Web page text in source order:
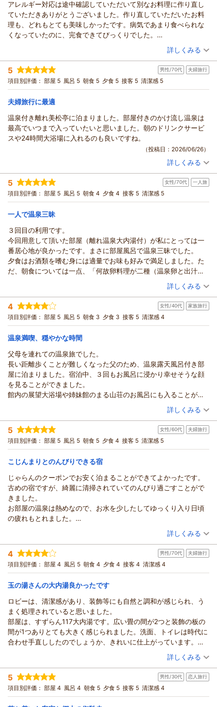
この度は当館にご宿泊いただき、誠にありがとうございまし
た。
また、ご滞在中の詳細なご感想をお寄せいただきましたこと、
心より御礼申し上げます。
館内の落ち着いた雰囲気の中、穏やかなひとときをお過ごしい
ただけた様子が伺え、何より嬉しく存じます。大浴場からの千
曲川の眺望や、客室露天風呂での温泉浴も、ごゆっくりお楽し
みいただけて安心いたしました。
また、個室でのお食事やテーブル端末により、ご自身のペース
でちょうど良い量をお召し上がりいただけたとのこと、大変光
スタッフへの温かいお言葉も頂戴し、誠にありがとうございま
す。穏やかな気持ちでお過ごしいただけたとの声は、スタッフ
一同にとって何よりの励みとなります。
戸倉上山田温泉へお越しの際には、ぜひまたお立ち寄りくださ
玉の湯 池田
（返信日：2026/07/27）
アレルギー対応は途中確認していただいて別なお料理に作り直し
ていただきありがとうございました。作り直していただいたお料
理も、どれもとても美味しかったです。病気であまり食べられな
くなっていたのに、完食できてびっくりでした。
お風呂も足が不自由な為、お部屋に介護用の椅子が用意してあっ
たのがとても助かりました。また、虫除けの用意もしてあって細
かな気配りが感じられました。
ただ一点だけ、お庭の内鍵が簡易的なものなので、特に外からの
話し声が夕ごはん前に露天風呂に入浴していた時に聞こえてきて
た。
全体的にとても丁寧に接客していただき、お料理もどれも美味し
くて、また機会がありましたらぜひ泊まりたいと思います。
（投稿日：2026/06/28）
宿泊時期： 2026年06月宿泊 (一人旅)
投稿者： むっちゃんさん
宿泊プラン： 期間限定★直前！大幅割引【温泉付離れ｜美松亭】スタンダー
ド≪和≫｜個室食
和洋室 朝・夕 朝/個室利用 夕/個室利用
宿泊価格帯： 30,001円以上(大人一人あたり/税込)
信州戸倉上山田温泉 玉の湯からの返信
この度は当館にご宿泊いただき、誠にありがとうございまし
た。
また、ご滞在のご感想をお寄せいただきましたこと、心より御
スタッフの対応やアレルギー対応、お料理につきまして温かい
お言葉を頂戴し、大変嬉しく拝読いたしました。お料理も完食
されたとのことを伺い、私どもも嬉しい限りでございます。
一方で、お庭の鍵や外からの声により、ご不安な時間を与えて
しまいましたことをお詫び申し上げます。お庭側は道路に面し
合がございます。非常口であることも分かりづらく、重ねてご
不安な思いをおかけしました。いただいたご意見を参考に、ご
案内方法の改善に努めてまいります。
次回お越しいただく際にも、心地よいご滞在をお届けできます
よう、スタッフ一同努めてまいります。
またお会いできます日を、心よりお待ち申し上げております。
（返信日：2026/07/27）
詳しくみる
5 男性/70代 夫婦旅行
項目別評価： 部屋 5 風呂 5 朝食 5 夕食 5 接客 5 清潔感 5
夫婦旅行に最適
温泉付き離れ美松亭に泊まりました。部屋付きのかけ流し温泉は
最高でいつまで入っていたいと思いました。朝のドリンクサービ
スや24時間大浴場に入れるのも良いですね。
（投稿日：2026/06/26）
投稿者： タケドンさん(男性/70代)
宿泊プラン： 【平日割│60才以上】温泉付離れ『美松亭』【1泊2食：お料理
少なめ♪スタンダード】 ●個室食●
和洋室 朝・夕
朝/個室利用
夕/個室利用
宿泊価格帯： 24,001～25,000円(大人一人あたり/税込)
信州戸倉上山田温泉 玉の湯からの返信
この度は当館にご宿泊いただき、誠にありがとうございまし
た。
また、ご滞在のご感想をお寄せいただきましたこと、心より御
礼申し上げます。
離れ美松亭のお部屋にて、お肌に優しい源泉かけ流しの温泉を
心ゆくまでお楽しみいただけたご様子を伺い、大変嬉しく拝読
いたしました。時間を気にすることなく、ご自身のペースで何
度でも温泉をお楽しみいただけるのは、温泉付き客室ならでは
の醍醐味でございます。「いつまでも入っていたい」と感じて
いただけたとのこと、何よりでございます。
につきましても、お気に召していただけたようで嬉しく存じま
す。
またご夫婦で、心安らぐひとときをお過ごしにお越しください
ませ。
スタッフ一同、心よりお待ち申し上げております。
（返信日：2026/07/27）
詳しくみる
5 女性/70代 一人旅
項目別評価： 部屋 5 風呂 5 朝食 4 夕食 4 接客 5 清潔感 5
一人で温泉三昧
３回目の利用です。
今回用意して頂いた部屋（離れ温泉大内湯付）が私にとっては一
番居心地が良かったです。まさに部屋風呂で温泉三昧でした。
夕食はお酒類を嗜む身には適量でお味も好みで満足しました。た
だ、朝食については一点、「何故卵料理が二種（温泉卵と出汁巻
き卵）付くのか？」が疑問でした。（どちらも美味でした
スタッフの皆さんは、送迎の方・フロントさん・食事処の方等皆
さん親切丁寧で気持ちよく過ごすことができました。ありがとう
ございました。
（投稿日：2026/06/25）
宿泊時期： 2026年06月宿泊 (一人旅)
投稿者： 小紫さん(女性/70代)
宿泊プラン： 期間限定★直前！大幅割引【温泉付離れ｜美松亭】お1人様
28000円～｜スタンダード≪和≫｜個室食
和洋室 朝・夕
朝/個室利用
夕/個室利用
信州戸倉上山田温泉 玉の湯からの返信
この度も当館をご利用いただき、誠にありがとうございまし
た。また、三度目のご来館を賜りましたこと、心より御礼申し
上げます。
今回お泊まりいただいた離れのお部屋を「一番居心地が良かっ
た」とのお言葉を頂戴し、大変嬉しく拝読いたしました。広め
の内湯を備えたお部屋にて、温泉三昧のひとときをお過ごしい
ただけたとのこと、何よりでございます。
ご夕食もお酒とともにお楽しみいただき、お料理もお好みに合
いましたようで嬉しく存じます。
とうございます。今後の参考にさせていただきます。
スタッフへの温かいお言葉も頂戴し、誠にありがとうございま
す。
またお越しいただける日を、スタッフ一度心よりお待ち申し上
げております。
（返信日：2026/07/03）
詳しくみる
4 女性/40代 家族旅行
項目別評価： 部屋 5 風呂 5 朝食 3 夕食 3 接客 5 清潔感 4
温泉満喫、穏やかな時間
父母を連れての温泉旅でした。
長い距離歩くことが難しくなった父のため、温泉露天風呂付き部
屋に泊まりました。宿泊中、３回もお風呂に浸かり幸せそうな顔
を見ることができました。
館内の展望大浴場や姉妹館のまる山荘のお風呂にも入ることがで
旅館のスタッフの方も、親切でさりげない声掛けをしていただ
き、家族で穏やかな時間を過ごすことができました。
また訪れたいと思います。
（投稿日：2026/06/24）
宿泊時期： 2026年06月宿泊 (家族旅行)
投稿者： れもんさん
宿泊プラン： 期間限定★直前！大幅割引【温泉付離れ｜美松亭】お1人様
28000円～｜スタンダード≪和≫｜個室食
和洋室 朝・夕
朝/個室利用
夕/個室利用
信州戸倉上山田温泉 玉の湯からの返信
この度は当館にご宿泊いただき、誠にありがとうございまし
た。また、ご両親様との大切なご旅行に当館をお選びいただき
ましたこと、心より御礼申し上げます。
ご滞在中は、お部屋の源泉かけ流しの露天風呂をはじめ、展望
大浴場や姉妹館「圓山荘」の温泉もご満喫いただけたご様子を
伺い、大変嬉しく拝読いたしました。お父様が何度も温泉をお
楽しみになり、幸せそうにお過ごしになったご様子を伺い、私
どもも心温まる思いでございます。
さらに、スタッフの対応につきましても温かいお言葉を頂戴
「穏やかな時間を過ごせた」とのお言葉は、私どもにとりまし
て大きな励みとなります。
今後とも、ご家族皆様の大切なひとときに寄り添える宿であり
続けられるよう、より一層のおもてなしに努めてまいります。
またのご来館を、スタッフ一同心よりお待ち申し上げておりま
（返信日：2026/07/03）
詳しくみる
5 女性/60代 夫婦旅行
項目別評価： 部屋 5 風呂 5 朝食 5 夕食 4 接客 5 清潔感 5
こじんまりとのんびりできる宿
じゃらんのクーポンでお安く泊まることができてよかったです。
古めの宿ですが、綺麗に清掃されていてのんびり過ごすことがで
きました。
お部屋の温泉は熱めなので、お水を少したしてゆっくり入り日頃
の疲れもとれました。
あまり、人と会うこともなくのんびりできる宿です。（投稿日：2026/06/20）
宿泊時期： 2026年06月宿泊 (夫婦旅行)
投稿者： kumimeyさん
宿泊プラン： 【平日割│60才以上】温泉付離れ『美松亭』【1泊2食：お料理
少なめ♪スタンダード】 ●個室食●
和洋室 朝・夕
朝/個室利用
夕/個室利用
信州戸倉上山田温泉 玉の湯からの返信
この度は当館にご宿泊いただき、誠にありがとうございまし
た。
また、ご滞在のご感想をお寄せいただきましたこと、心より御
日頃のお疲れを癒し、のんびりとした時間をお過ごしいただけ
たご様子をうかがい、大変嬉しく拝読いたしました。
お好みの湯加減に調整しながら、源泉かけ流しの温泉をご堪能
いただけたとのこと、何よりでございます。また、館内の清掃
詳しくみる
4 男性/70代 夫婦旅行
項目別評価： 部屋 4 風呂 5 朝食 4 夕食 4 接客 4 清潔感 4
玉の湯さんの大内湯良かったです
ロビーは、清潔感があり、装飾等にも自然と調和が感じられ、う
まく処理されていると思いました。
部屋は、すずらん117大内湯です。広い畳の間が2つと装飾の板の
間が1つありとても大きく感じられました。洗面、トイレは時代に
合わせ手直ししたのでしょうか、きれいに仕上がっています。部
屋風呂大内湯は、源泉かけ流しと有り、ほのかに硫黄臭を感じる
温泉気分を味わえる風呂です。広さも十分あり満足できました。5
階の大浴場、露天共に良かったです。
夕食、朝食は、お料理少なめコースでもあり、シンプルですが、
食材をうまく調理していて、とても美味しくいただけました。夜
（投稿日：2026/06/12）
宿泊時期： 2026年06月宿泊 (夫婦旅行)
投稿者： argusさん
宿泊プラン： 【平日割│60才以上】温泉付離れ『美松亭』【1泊2食：お料理
少なめ♪スタンダード】 ●個室食●
和洋室 朝・夕
朝/個室利用
詳しくみる
5 男性/30代 恋人旅行
項目別評価： 部屋 4 風呂 4 朝食 5 夕食 5 接客 5 清潔感 4